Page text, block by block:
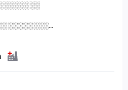
░░░░░░░░░░░░░░░